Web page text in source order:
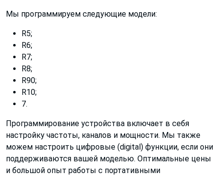
Мы программируем следующие модели:
R5;
R6;
R7;
R8;
R90;
R10;
7.
Программирование устройства включает в себя
настройку частоты, каналов и мощности. Мы также
можем настроить цифровые (digital) функции, если они
поддерживаются вашей моделью. Оптимальные цены
и большой опыт работы с портативными